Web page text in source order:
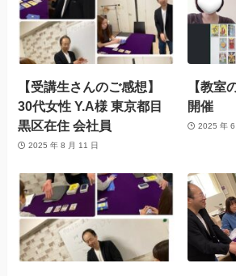
【受講生さんのご感想】
30代女性 Y.A様 東京都目
黒区在住 会社員
2025 年 8 月 11 日
【教室
開催
2025 年 6